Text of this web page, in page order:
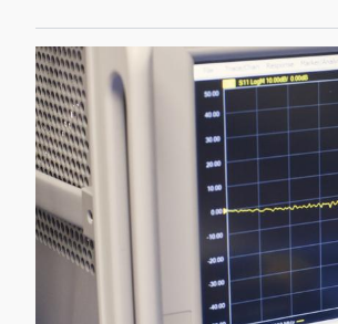
ayuda
a
la
navegación